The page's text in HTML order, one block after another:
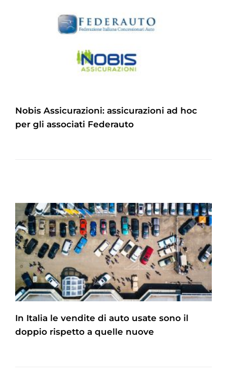
Nobis Assicurazioni: assicurazioni ad hoc
per gli associati Federauto
In Italia le vendite di auto usate sono il
doppio rispetto a quelle nuove